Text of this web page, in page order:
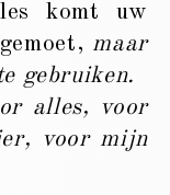
komt uw
maar
gebruiken.
alles, voor
voor mijn